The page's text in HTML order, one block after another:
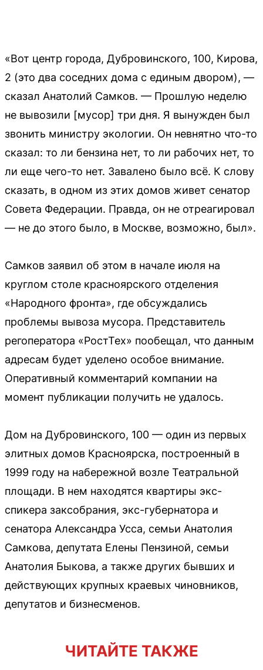
«Вот центр города, Дубровинского, 100, Кирова,
2 (это два соседних дома с единым двором), —
сказал Анатолий Самков. — Прошлую неделю
не вывозили [мусор] три дня. Я вынужден был
звонить министру экологии. Он невнятно что-то
сказал: то ли бензина нет, то ли рабочих нет, то
ли еще чего-то нет. Завалено было всё. К слову
сказать, в одном из этих домов живет сенатор
Совета Федерации. Правда, он не отреагировал
— не до этого было, в Москве, возможно, был».
Самков заявил об этом в начале июля на
круглом столе красноярского отделения
«Народного фронта», где обсуждались
проблемы вывоза мусора. Представитель
регоператора «РостТех» пообещал, что данным
адресам будет уделено особое внимание.
Оперативный комментарий компании на
момент публикации получить не удалось.
Дом на Дубровинского, 100 — один из первых
элитных домов Красноярска, построенный в
1999 году на набережной возле Театральной
площади. В нем находятся квартиры экс-
спикера заксобрания, экс-губернатора и
сенатора Александра Усса, семьи Анатолия
Самкова, депутата Елены Пензиной, семьи
Анатолия Быкова, а также других бывших и
действующих крупных краевых чиновников,
депутатов и бизнесменов.
ЧИТАЙТЕ ТАКЖЕ